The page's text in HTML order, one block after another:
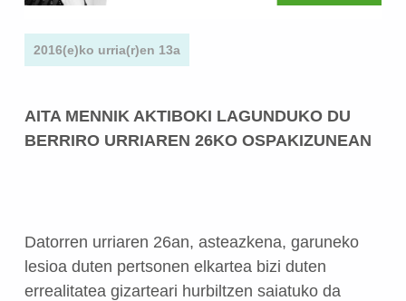
2016(e)ko urria(r)en 13a
AITA MENNIK AKTIBOKI LAGUNDUKO DU
BERRIRO URRIAREN 26KO OSPAKIZUNEAN
Datorren urriaren 26an, asteazkena, garuneko
lesioa duten pertsonen elkartea bizi duten
errealitatea gizarteari hurbiltzen saiatuko da